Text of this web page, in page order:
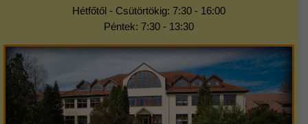
Hétfőtől - Csütörtökig: 7:30 - 16:00
Péntek: 7:30 - 13:30